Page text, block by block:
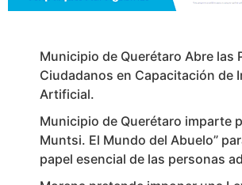
Municipio de Querétaro Abre las
Ciudadanos en Capacitación de
Artificial.
Municipio de Querétaro imparte
Muntsi. El Mundo del Abuelo”
papel esencial de las personas